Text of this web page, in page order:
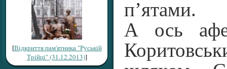
[Відкриття пам'ятника "Руській
Трійці" (31.12.2013)]
п’ятами.
А ось